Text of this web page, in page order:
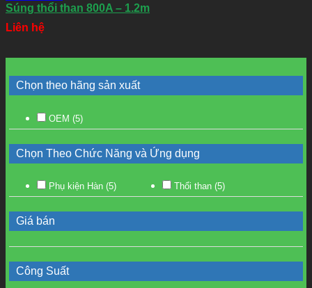
Súng thổi than 800A – 1.2m
Liên hệ
Chọn theo hãng sản xuất
OEM (5)
Chọn Theo Chức Năng và Ứng dụng
Phụ kiện Hàn (5) Thổi than (5)
Giá bán
Công Suất